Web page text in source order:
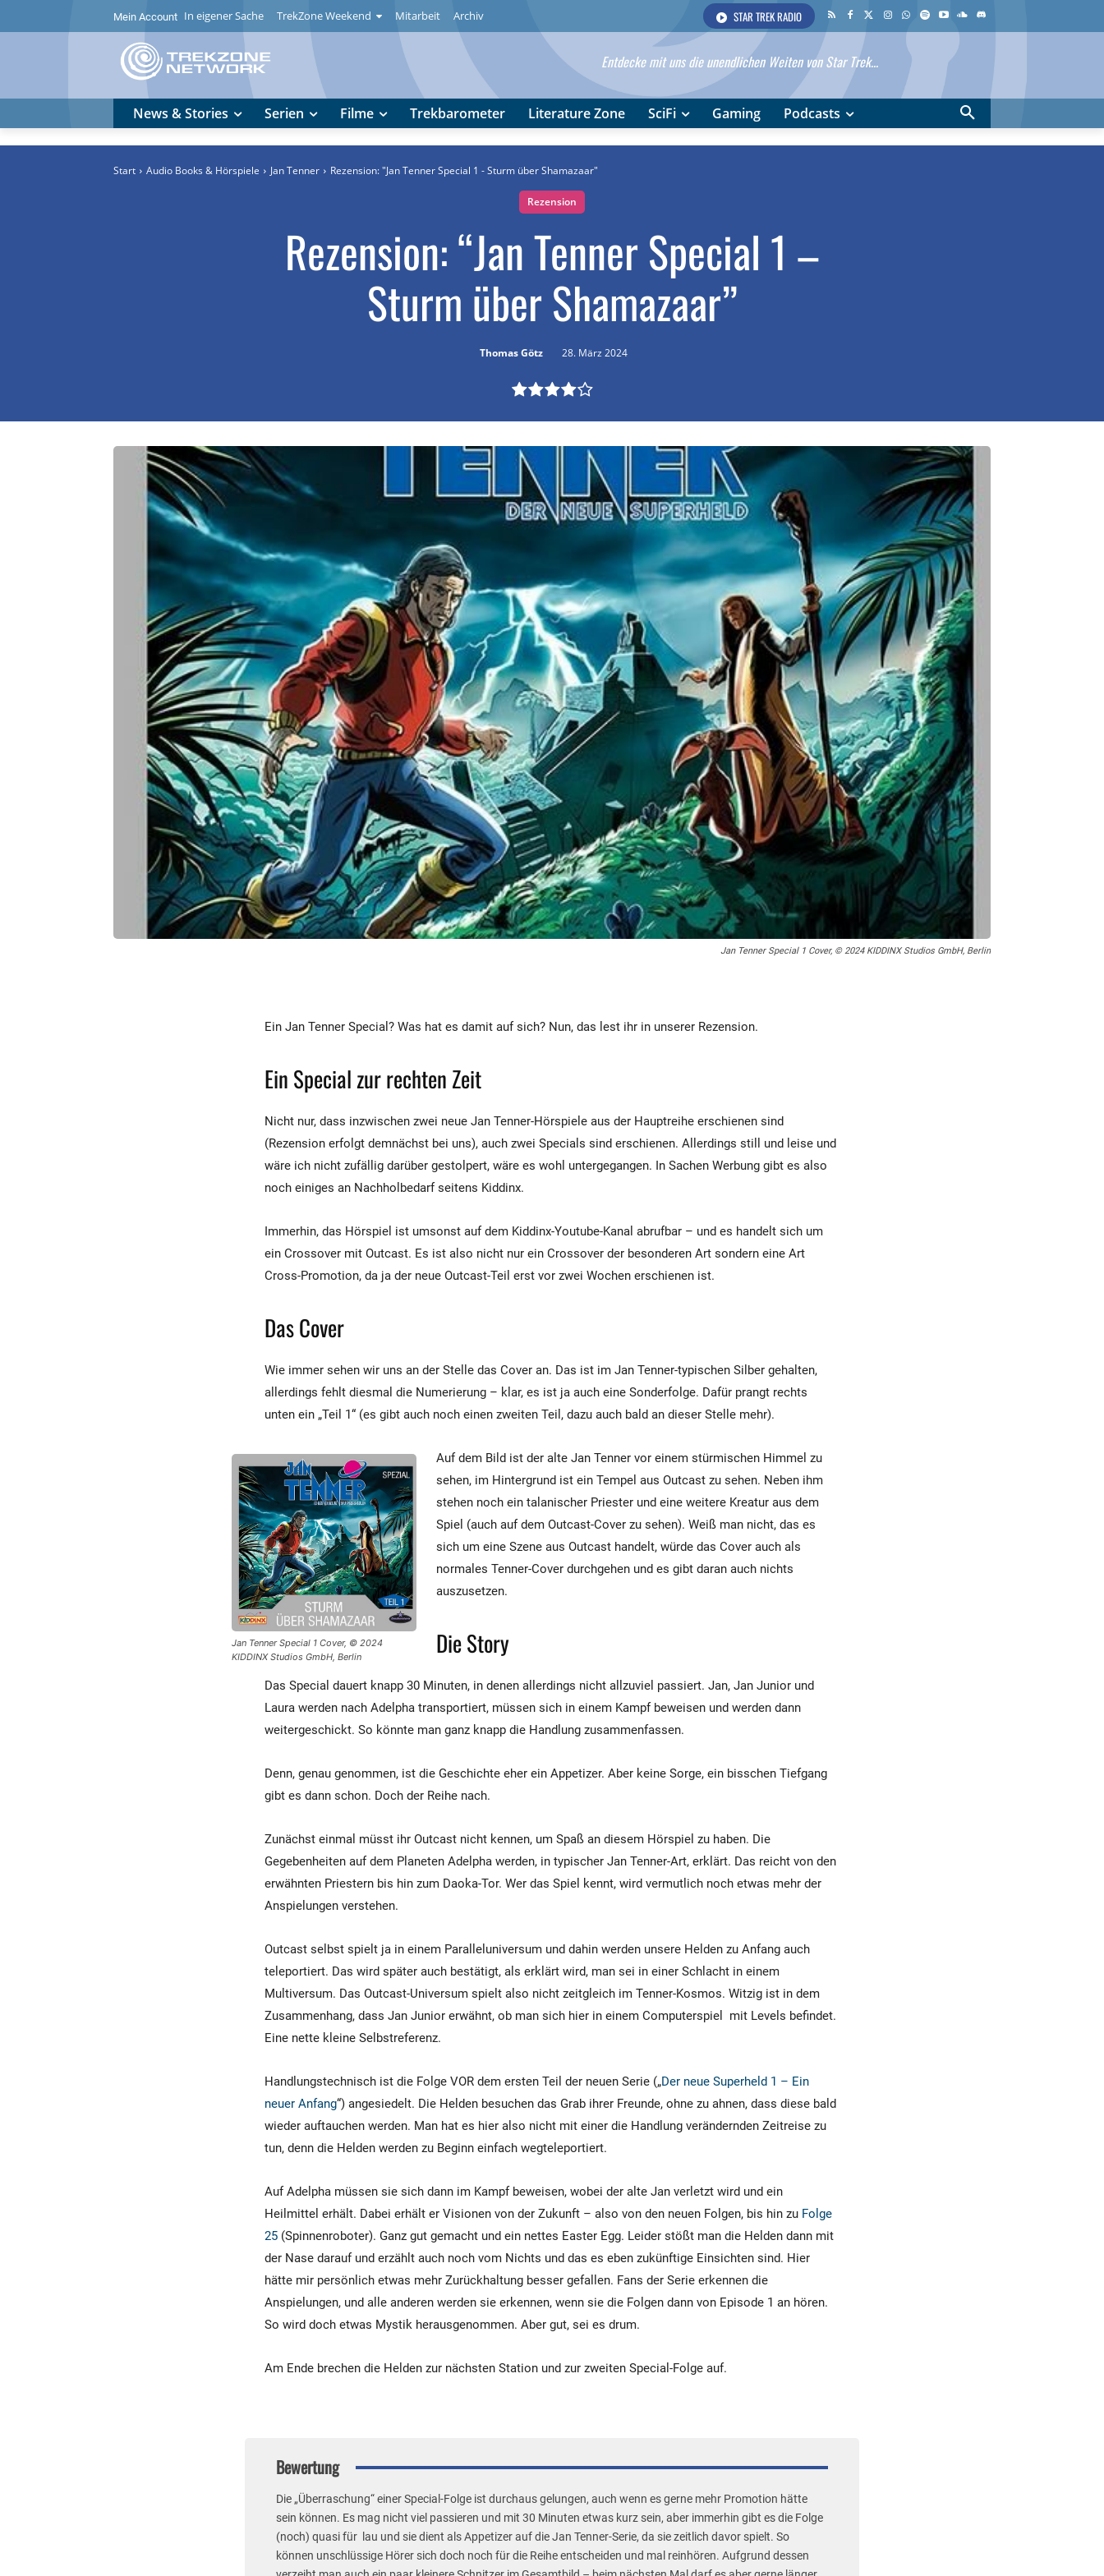
Mein Account In eigener Sache TrekZone Weekend Mitarbeit Archiv STAR TREK RADIO
Entdecke mit uns die unendlichen Weiten von Star Trek...
News & Stories Serien Filme Trekbarometer Literature Zone SciFi Gaming Podcasts
Start Audio Books & Hörspiele Jan Tenner Rezension: "Jan Tenner Special 1 - Sturm über Shamazaar"
Rezension
Rezension: “Jan Tenner Special 1 –
Sturm über Shamazaar”
Thomas Götz 28. März 2024
Jan Tenner Special 1 Cover, © 2024 KIDDINX Studios GmbH, Berlin
Ein Jan Tenner Special? Was hat es damit auf sich? Nun, das lest ihr in unserer Rezension.
Ein Special zur rechten Zeit
Nicht nur, dass inzwischen zwei neue Jan Tenner-Hörspiele aus der Hauptreihe erschienen sind
(Rezension erfolgt demnächst bei uns), auch zwei Specials sind erschienen. Allerdings still und leise und
wäre ich nicht zufällig darüber gestolpert, wäre es wohl untergegangen. In Sachen Werbung gibt es also
noch einiges an Nachholbedarf seitens Kiddinx.
Immerhin, das Hörspiel ist umsonst auf dem Kiddinx-Youtube-Kanal abrufbar – und es handelt sich um
ein Crossover mit Outcast. Es ist also nicht nur ein Crossover der besonderen Art sondern eine Art
Cross-Promotion, da ja der neue Outcast-Teil erst vor zwei Wochen erschienen ist.
Das Cover
Wie immer sehen wir uns an der Stelle das Cover an. Das ist im Jan Tenner-typischen Silber gehalten,
allerdings fehlt diesmal die Numerierung – klar, es ist ja auch eine Sonderfolge. Dafür prangt rechts
unten ein „Teil 1“ (es gibt auch noch einen zweiten Teil, dazu auch bald an dieser Stelle mehr).
Jan Tenner Special 1 Cover, © 2024
KIDDINX Studios GmbH, Berlin
Auf dem Bild ist der alte Jan Tenner vor einem stürmischen Himmel zu
sehen, im Hintergrund ist ein Tempel aus Outcast zu sehen. Neben ihm
stehen noch ein talanischer Priester und eine weitere Kreatur aus dem
Spiel (auch auf dem Outcast-Cover zu sehen). Weiß man nicht, das es
sich um eine Szene aus Outcast handelt, würde das Cover auch als
normales Tenner-Cover durchgehen und es gibt daran auch nichts
auszusetzen.
Die Story
Das Special dauert knapp 30 Minuten, in denen allerdings nicht allzuviel passiert. Jan, Jan Junior und
Laura werden nach Adelpha transportiert, müssen sich in einem Kampf beweisen und werden dann
weitergeschickt. So könnte man ganz knapp die Handlung zusammenfassen.
Denn, genau genommen, ist die Geschichte eher ein Appetizer. Aber keine Sorge, ein bisschen Tiefgang
gibt es dann schon. Doch der Reihe nach.
Zunächst einmal müsst ihr Outcast nicht kennen, um Spaß an diesem Hörspiel zu haben. Die
Gegebenheiten auf dem Planeten Adelpha werden, in typischer Jan Tenner-Art, erklärt. Das reicht von den
erwähnten Priestern bis hin zum Daoka-Tor. Wer das Spiel kennt, wird vermutlich noch etwas mehr der
Anspielungen verstehen.
Outcast selbst spielt ja in einem Paralleluniversum und dahin werden unsere Helden zu Anfang auch
teleportiert. Das wird später auch bestätigt, als erklärt wird, man sei in einer Schlacht in einem
Multiversum. Das Outcast-Universum spielt also nicht zeitgleich im Tenner-Kosmos. Witzig ist in dem
Zusammenhang, dass Jan Junior erwähnt, ob man sich hier in einem Computerspiel mit Levels befindet.
Eine nette kleine Selbstreferenz.
Handlungstechnisch ist die Folge VOR dem ersten Teil der neuen Serie („Der neue Superheld 1 – Ein
neuer Anfang“) angesiedelt. Die Helden besuchen das Grab ihrer Freunde, ohne zu ahnen, dass diese bald
wieder auftauchen werden. Man hat es hier also nicht mit einer die Handlung verändernden Zeitreise zu
tun, denn die Helden werden zu Beginn einfach wegteleportiert.
Auf Adelpha müssen sie sich dann im Kampf beweisen, wobei der alte Jan verletzt wird und ein
Heilmittel erhält. Dabei erhält er Visionen von der Zukunft – also von den neuen Folgen, bis hin zu Folge
25 (Spinnenroboter). Ganz gut gemacht und ein nettes Easter Egg. Leider stößt man die Helden dann mit
der Nase darauf und erzählt auch noch vom Nichts und das es eben zukünftige Einsichten sind. Hier
hätte mir persönlich etwas mehr Zurückhaltung besser gefallen. Fans der Serie erkennen die
Anspielungen, und alle anderen werden sie erkennen, wenn sie die Folgen dann von Episode 1 an hören.
So wird doch etwas Mystik herausgenommen. Aber gut, sei es drum.
Am Ende brechen die Helden zur nächsten Station und zur zweiten Special-Folge auf.
Bewertung
Die „Überraschung“ einer Special-Folge ist durchaus gelungen, auch wenn es gerne mehr Promotion hätte
sein können. Es mag nicht viel passieren und mit 30 Minuten etwas kurz sein, aber immerhin gibt es die Folge
(noch) quasi für lau und sie dient als Appetizer auf die Jan Tenner-Serie, da sie zeitlich davor spielt. So
können unschlüssige Hörer sich doch noch für die Reihe entscheiden und mal reinhören. Aufgrund dessen